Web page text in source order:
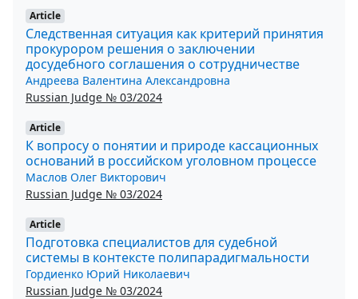
Article
Следственная ситуация как критерий принятия
прокурором решения о заключении
досудебного соглашения о сотрудничестве
Андреева Валентина Александровна
Russian Judge № 03/2024
Article
К вопросу о понятии и природе кассационных
оснований в российском уголовном процессе
Маслов Олег Викторович
Russian Judge № 03/2024
Article
Подготовка специалистов для судебной
системы в контексте полипарадигмальности
Гордиенко Юрий Николаевич
Russian Judge № 03/2024